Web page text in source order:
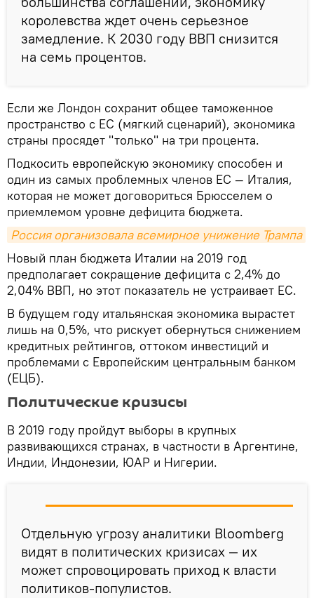
королевства ждет очень серьезное
замедление. К 2030 году ВВП снизится
на семь процентов.
Если же Лондон сохранит общее таможенное
пространство с ЕС (мягкий сценарий), экономика
страны просядет "только" на три процента.
Подкосить европейскую экономику способен и
один из самых проблемных членов ЕС — Италия,
которая не может договориться Брюсселем о
приемлемом уровне дефицита бюджета.
Россия организовала всемирное унижение Трампа
Новый план бюджета Италии на 2019 год
предполагает сокращение дефицита с 2,4% до
2,04% ВВП, но этот показатель не устраивает ЕС.
В будущем году итальянская экономика вырастет
лишь на 0,5%, что рискует обернуться снижением
кредитных рейтингов, оттоком инвестиций и
проблемами с Европейским центральным банком
(ЕЦБ).
Политические кризисы
В 2019 году пройдут выборы в крупных
развивающихся странах, в частности в Аргентине,
Индии, Индонезии, ЮАР и Нигерии.
Отдельную угрозу аналитики Bloomberg
видят в политических кризисах — их
может спровоцировать приход к власти
политиков-популистов.